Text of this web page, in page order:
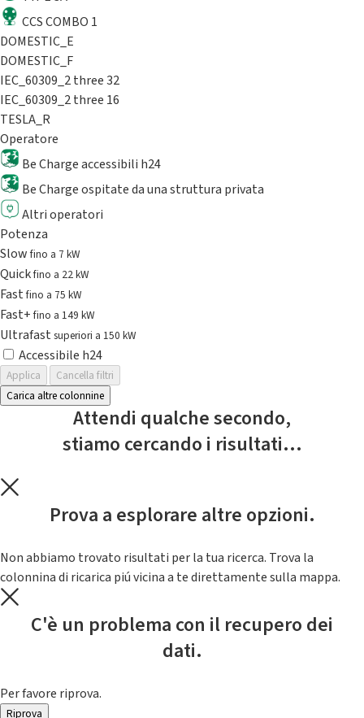
CCS COMBO 1
DOMESTIC_E
DOMESTIC_F
IEC_60309_2 three 32
IEC_60309_2 three 16
TESLA_R
Operatore
Be Charge accessibili h24
Be Charge ospitate da una struttura privata
Altri operatori
Potenza
Slowfino a 7 kW
Quickfino a 22 kW
Fastfino a 75 kW
Fast+fino a 149 kW
Ultrafast superiori a 150 kW
Accessibile h24
Applica
Cancella filtri
Carica altre colonnine
Attendi qualche secondo,
stiamo cercando i risultati...
Prova a esplorare altre opzioni.
Non abbiamo trovato risultati per la tua ricerca. Trova la
colonnina di ricarica piú vicina a te direttamente sulla mappa.
C'è un problema con il recupero dei
dati.
Per favore riprova.
Riprova